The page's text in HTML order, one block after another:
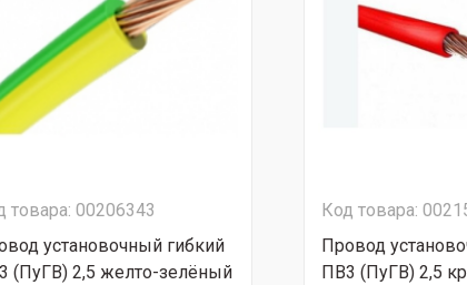
товара: 00206343
установочный гибкий
(ПуГВ) 2,5 желто-зелёный
Код товара:
Провод
ПВ3 (ПуГВ) 2,5